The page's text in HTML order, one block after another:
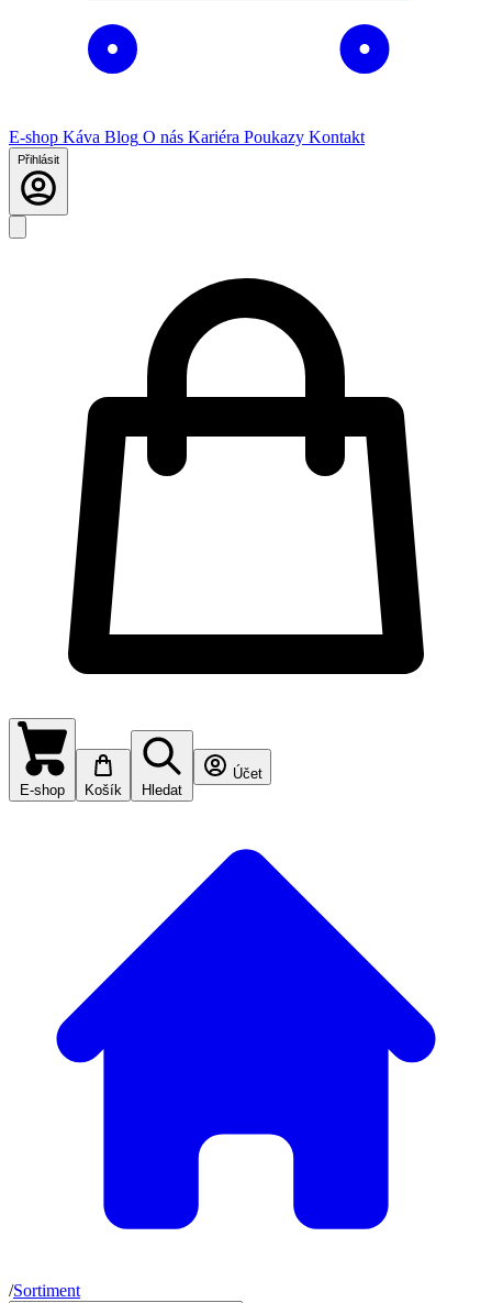
E-shop Káva Blog O nás Kariéra Poukazy Kontakt
Přihlásit
E-shop Košík Hledat
Účet
/Sortiment